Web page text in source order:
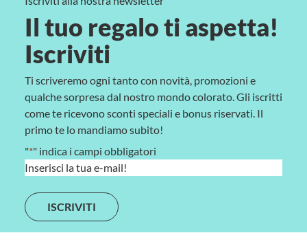
Il tuo regalo ti aspetta!
Iscriviti
Ti scriveremo ogni tanto con novità, promozioni e
qualche sorpresa dal nostro mondo colorato. Gli iscritti
come te ricevono sconti speciali e bonus riservati. Il
primo te lo mandiamo subito!
"*" indica i campi obbligatori
E
a
i
l